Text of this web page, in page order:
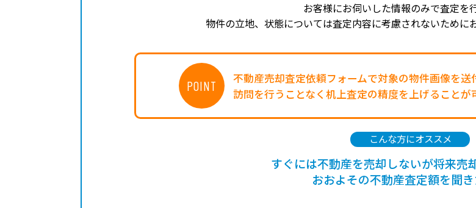
お客様にお伺いした情報のみで査定を
物件の立地、状態については査定内容に考慮されないために
POINT
不動産売却査定依頼フォームで対象の物件画像を送
訪問を行うことなく机上査定の精度を上げることが
こんな方にオススメ
すぐには不動産を売却しないが将来売
おおよその不動産査定額を聞